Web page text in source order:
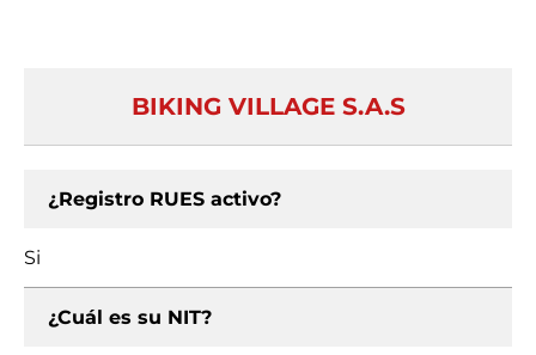
BIKING VILLAGE S.A.S
¿Registro RUES activo?
Si
¿Cuál es su NIT?